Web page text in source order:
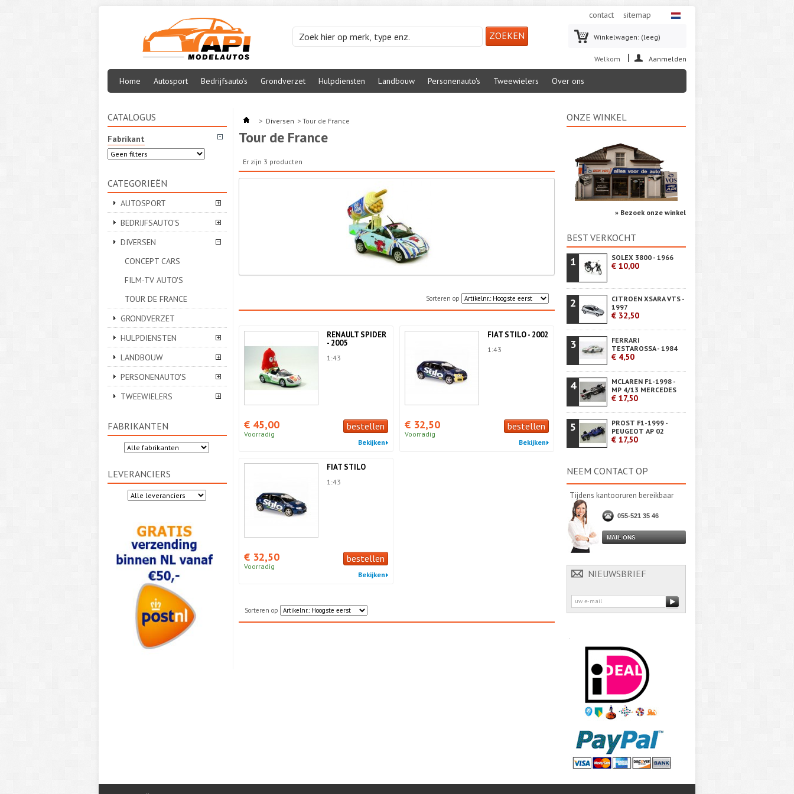
contact sitemap
Winkelwagen: (leeg)
Welkom Aanmelden
Home Autosport Bedrijfsauto's Grondverzet Hulpdiensten Landbouw Personenauto's Tweewielers Over ons
CATALOGUS
Fabrikant
CATEGORIEËN
AUTOSPORT
BEDRIJFSAUTO'S
DIVERSEN
CONCEPT CARS
FILM-TV AUTO'S
TOUR DE FRANCE
GRONDVERZET
HULPDIENSTEN
LANDBOUW
PERSONENAUTO'S
TWEEWIELERS
FABRIKANTEN
LEVERANCIERS
> Diversen > Tour de France
Tour de France
Er zijn 3 producten
Sorteren op
RENAULT SPIDER
- 2005
1:43
€ 45,00
Voorradig
bestellen
Bekijken
FIAT STILO - 2002
1:43
€ 32,50
Voorradig
bestellen
Bekijken
FIAT STILO
1:43
€ 32,50
Voorradig
bestellen
Bekijken
Sorteren op
ONZE WINKEL
» Bezoek onze winkel
BEST VERKOCHT
1 SOLEX 3800 - 1966
€ 10,00
2
CITROEN XSARA VTS -
1997
€ 32,50
3
FERRARI
TESTAROSSA - 1984
€ 4,50
4
MCLAREN F1-1998 -
MP 4/13 MERCEDES
€ 17,50
5
PROST F1-1999 -
PEUGEOT AP 02
€ 17,50
NEEM CONTACT OP
Tijdens kantooruren bereikbaar
055-521 35 46
MAIL ONS
NIEUWSBRIEF